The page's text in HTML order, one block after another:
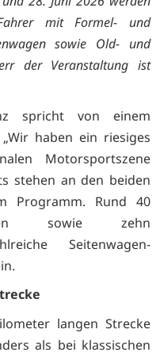
mit Formel- und
sowie Old- und
der Veranstaltung ist
spricht von einem
haben ein riesiges
Motorsportszene
stehen an den beiden
Programm. Rund 40
sowie zehn
Seitenwagen-
langen Strecke
als bei klassischen